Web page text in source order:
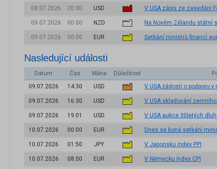
08.07.2026 20:00 USD V USA zápis ze zasedání
09.07.2026 00:00 NZD Na Novém Zélandu státní
09.07.2026 00:00 EUR Setkání ministrů financí
Nasledující události
Datum Čas Měna Důležitost
09.07.2026
14:30 USD V USA žádosti o podporu
09.07.2026 16:30 USD V USA skladování
09.07.2026 19:01 USD V USA aukce 30letých
10.07.2026 00:00 EUR Dnes se koná setkání
10.07.2026 01:50 JPY V Japonsku index PPI
10.07.2026 08:00 EUR V Německu index CPI